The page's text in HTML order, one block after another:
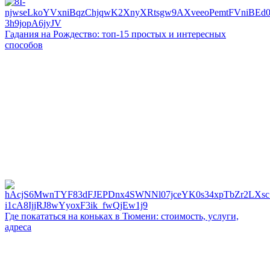
Гадания на Рождество: топ-15 простых и интересных
способов
Где покататься на коньках в Тюмени: стоимость, услуги,
адреса